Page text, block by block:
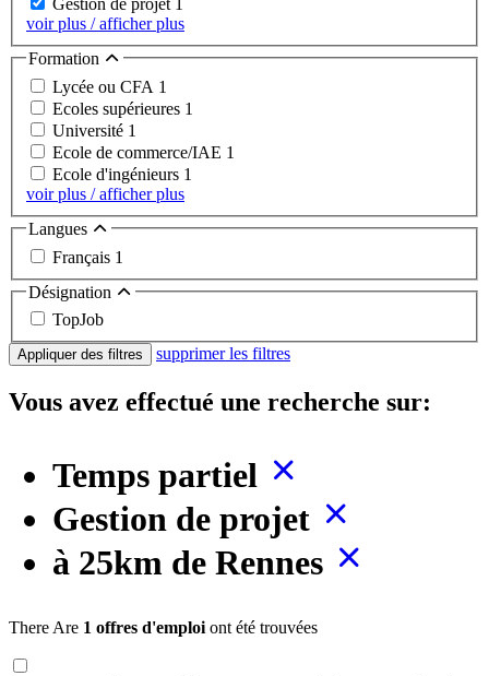
Gestion de projet 1
voir plus / afficher plus
Formation
Lycée ou CFA 1
Ecoles supérieures 1
Université 1
Ecole de commerce/IAE 1
Ecole d'ingénieurs 1
voir plus / afficher plus
Langues
Français 1
Désignation
TopJob
Appliquer des filtres supprimer les filtres
Vous avez effectué une recherche sur:
Temps partiel
Gestion de projet
à 25km de Rennes
There Are 1 offres d'emploi ont été trouvées